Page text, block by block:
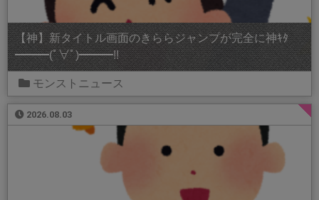
【神】新タイトル画面のきららジャンプが完全に神ｷﾀ
━━━(ﾟ∀ﾟ)━━━!!
モンストニュース
2026.08.03